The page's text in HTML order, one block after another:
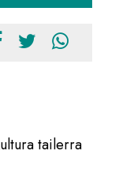
tailerra